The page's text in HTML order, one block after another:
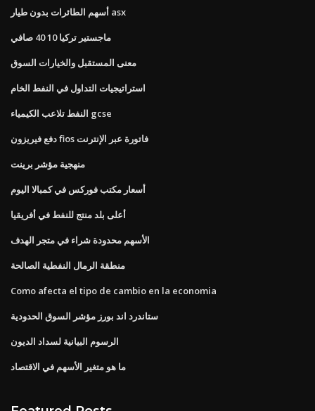
أسهم الطائرات بدون طيار asx
ماجستير تركيا 10 40 صافي
معنى المستقبل والخيارات السوق
استراتيجيات التداول في النفط الخام
النفط تلاعب الكيمياء gcse
دفع فيريزون fios فاتورة عبر الإنترنت
منهجية مؤشر برينت
أسعار مكتب فوركس في كمبالا اليوم
أعلى بلد منتج للنفط في أفريقيا
الأسهم محدودة شراء في متجر الهدف
منطقة الرمال النفطية الصالحة
Como afecta el tipo de cambio en la economia
ستاندرد اند بورز مؤشر السوق الحدودية
الرسوم البيانية لسداد الديون
ما هو متغير الأسهم في الاقتصاد